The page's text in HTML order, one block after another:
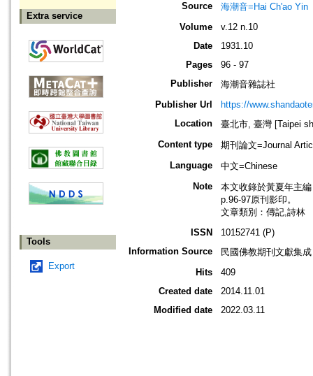
Extra service
Tools
Export
Source
海潮音=Hai Ch'ao Yin
Volume
v.12 n.10
Date
1931.10
Pages
96 - 97
Publisher
海潮音雜誌社
Publisher Url
https://
Location
臺北市, 臺灣 [Taipei
Content type
期刊論文=Journal
Language
中文=Chinese
Note
本文收錄於黃夏年主
p.96-97原刊影印。
文章類別：傳記,詩林
ISSN
10152741 (P)
Information Source
民國佛教期刊文獻集
Hits
409
Created date
2014.11.01
Modified date
2022.03.11